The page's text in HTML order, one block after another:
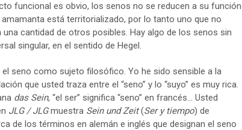
funcional es obvio, los senos no se reducen a su función
está territorializado, por lo tanto uno que no
cantidad de otros posibles. Hay algo de los senos sin
singular, en el sentido de Hegel.
seno como sujeto filosófico. Yo he sido sensible a la
que usted traza entre el “seno” y lo “suyo” es muy rica.
das Sein, “el ser” significa “seno” en francés… Usted
JLG / JLGmuestra Sein und Zeit(Ser y tiempo) de
de los términos en alemán e inglés que designan el seno